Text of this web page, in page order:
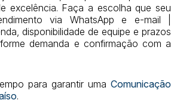
excelência. Faça a escolha que seu
via WhatsApp e e-mail |
disponibilidade de equipe e prazos
demanda e confirmação com a
para garantir uma Comunicação
.